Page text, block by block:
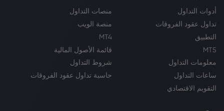
أدوات التداول
منصات التداول
تداول عقود الفروقات
منصة الويب
التطبيق
MT4
MT5
قائمة الأصول المالية
معلومات التداول
شروط التداول
ساعات التداول
حاسبة تداول عقود الفروقات
التقويم الاقتصادي